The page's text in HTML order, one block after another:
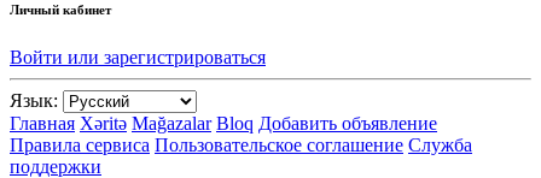
Личный кабинет
Войти или зарегистрироваться
Язык:
Главная Xəritə Mağazalar Bloq Добавить объявление
Правила сервиса Пользовательское соглашение Служба
поддержки